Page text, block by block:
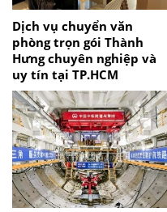
Dịch vụ chuyển văn
phòng trọn gói Thành
Hưng chuyên nghiệp và
uy tín tại TP.HCM